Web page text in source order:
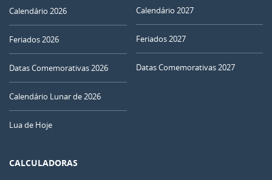
Calendário 2026
Feriados 2026
Datas Comemorativas 2026
Calendário Lunar de 2026
Lua de Hoje
Calendário 2027
Feriados 2027
Datas Comemorativas 2027
CALCULADORAS